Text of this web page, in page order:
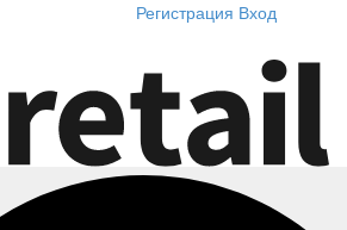
Регистрация Вход